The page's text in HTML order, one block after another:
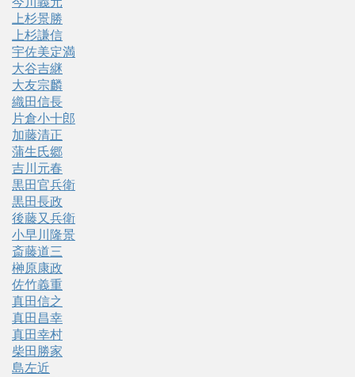
上杉景勝
上杉謙信
宇佐美定満
大谷吉継
大友宗麟
織田信長
片倉小十郎
加藤清正
蒲生氏郷
吉川元春
黒田官兵衛
黒田長政
後藤又兵衛
小早川隆景
斎藤道三
榊原康政
佐竹義重
真田信之
真田昌幸
真田幸村
柴田勝家
島左近